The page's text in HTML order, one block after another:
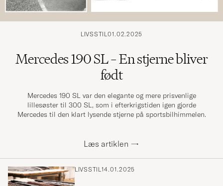
LIVSSTIL 01.02.2025
Mercedes 190 SL – En stjerne bliver
født
Mercedes 190 SL var den elegante og mere prisvenlige
lillesøster til 300 SL, som i efterkrigstiden igen gjorde
Mercedes til den klart lysende stjerne på sportsbilhimmelen.
Læs artiklen →
LIVSSTIL 14.01.2025